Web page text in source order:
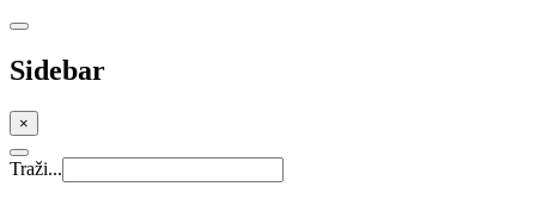
Sidebar
×
Traži...